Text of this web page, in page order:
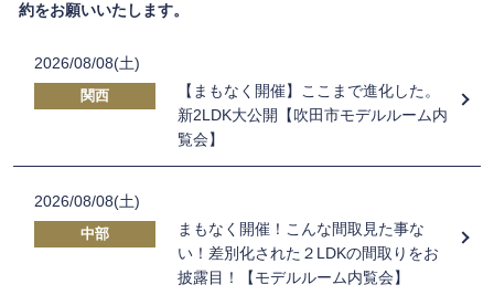
約をお願いいたします。
2026/08/08(土)
関西
【まもなく開催】ここまで進化した。
新2LDK大公開【吹田市モデルルーム内
覧会】
2026/08/08(土)
中部
まもなく開催！こんな間取見た事な
い！差別化された２LDKの間取りをお
披露目！【モデルルーム内覧会】